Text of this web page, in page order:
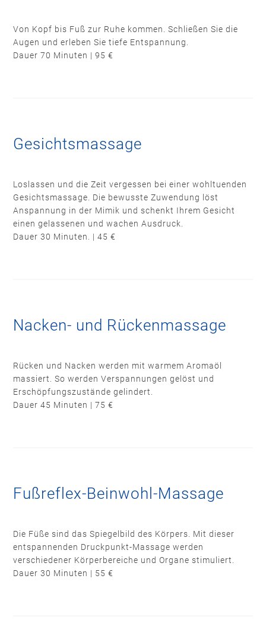
Von Kopf bis Fuß zur Ruhe kommen. Schließen Sie die
Augen und erleben Sie tiefe Entspannung.
Dauer 70 Minuten | 95 €
Gesichtsmassage
Loslassen und die Zeit vergessen bei einer wohltuenden
Gesichtsmassage. Die bewusste Zuwendung löst
Anspannung in der Mimik und schenkt Ihrem Gesicht
einen gelassenen und wachen Ausdruck.
Dauer 30 Minuten. | 45 €
Nacken- und Rückenmassage
Rücken und Nacken werden mit warmem Aromaöl
massiert. So werden Verspannungen gelöst und
Erschöpfungszustände gelindert.
Dauer 45 Minuten | 75 €
Fußreflex-Beinwohl-Massage
Die Füße sind das Spiegelbild des Körpers. Mit dieser
entspannenden Druckpunkt-Massage werden
verschiedener Körperbereiche und Organe stimuliert.
Dauer 30 Minuten | 55 €